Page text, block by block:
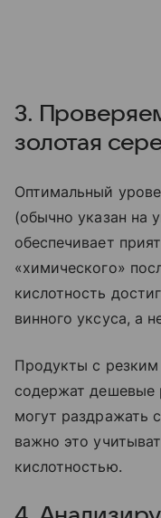
3.
золотая
Оптимальный
(обычно указан на
обеспечивает
«химического»
кислотность
винного уксуса, а
Продукты с
содержат дешевые
могут раздражать
важно это
кислотностью.